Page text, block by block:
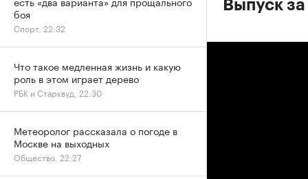
Выпуск
боя
Спорт, 22:32
Что такое медленная жизнь и какую
роль в этом играет дерево
РБК и Старквуд, 22:30
Метеоролог рассказала о погоде в
Москве на выходных
Общество, 22:27